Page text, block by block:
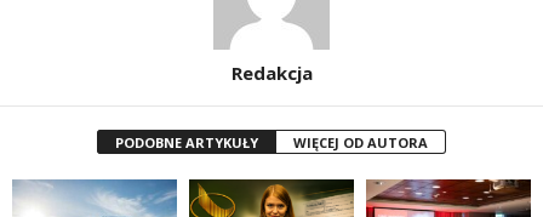
Redakcja
PODOBNE ARTYKUŁY WIĘCEJ OD AUTORA